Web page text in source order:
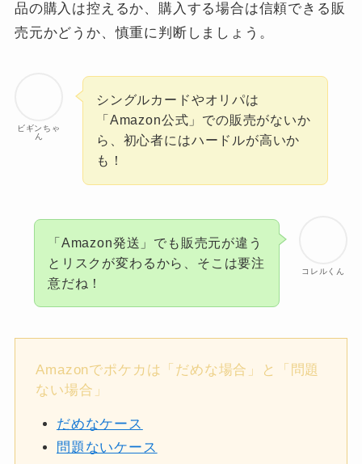
品の購入は控えるか、購入する場合は信頼できる販
売元かどうか、慎重に判断しましょう。
ビギンちゃ
ん
シングルカードやオリパは
「Amazon公式」での販売がないか
ら、初心者にはハードルが高いか
も！
コレルくん
「Amazon発送」でも販売元が違う
とリスクが変わるから、そこは要注
意だね！
Amazonでポケカは「だめな場合」と「問題
ない場合」
だめなケース
問題ないケース